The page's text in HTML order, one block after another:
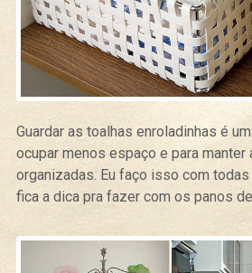
Guardar as toalhas enroladinhas é
ocupar menos espaço e para manter
organizadas. Eu faço isso com
fica a dica pra fazer com os panos